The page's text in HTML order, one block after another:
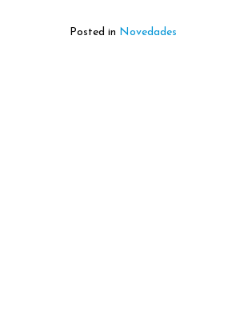
Posted in Novedades